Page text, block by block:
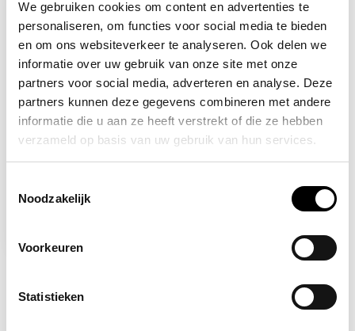
We gebruiken cookies om content en advertenties te
personaliseren, om functies voor social media te bieden
en om ons websiteverkeer te analyseren. Ook delen we
informatie over uw gebruik van onze site met onze
partners voor social media, adverteren en analyse. Deze
partners kunnen deze gegevens combineren met andere
informatie die u aan ze heeft verstrekt of die ze hebben
verzameld op basis van uw gebruik van hun services.
Noodzakelijk
Voorkeuren
Statistieken
Op voorraad
koortsthermometer